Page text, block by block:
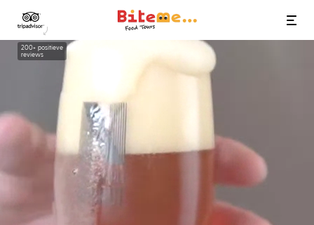
200+ positieve
reviews
Bite Me Food Tours